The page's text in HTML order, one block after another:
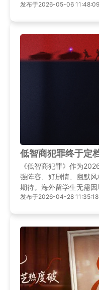
担心，本文将给出详细的
发布于2026-05-06 11:48:09
低智商犯罪终于定
《低智商犯罪》作为
强阵容、好剧情、幽默
期待。海外留学生无需
速器能从根本上解决访问
畅、全平台适配，让你
发布于2026-04-28 11:35:18